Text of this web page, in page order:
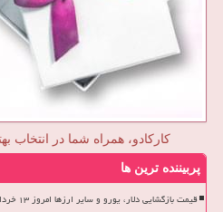
کارکادو، همراه شما در انتخاب
پربیننده ترین ها
قیمت بازگشایی دلار، یورو و سایر ارزها امروز ۱۳ خرداد ۱۴۰۵ بهمراه جدول